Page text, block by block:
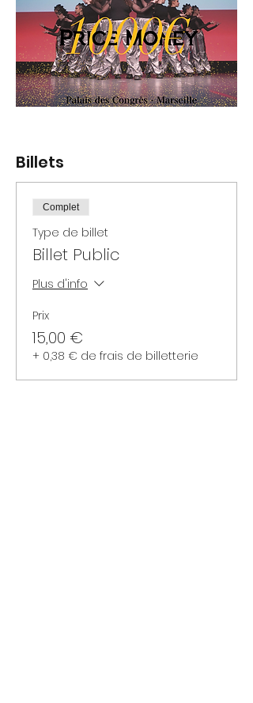
Billets
Complet
Type de billet
Billet Public
Plus d'info
Prix
15,00 €
+ 0,38 € de frais de billetterie